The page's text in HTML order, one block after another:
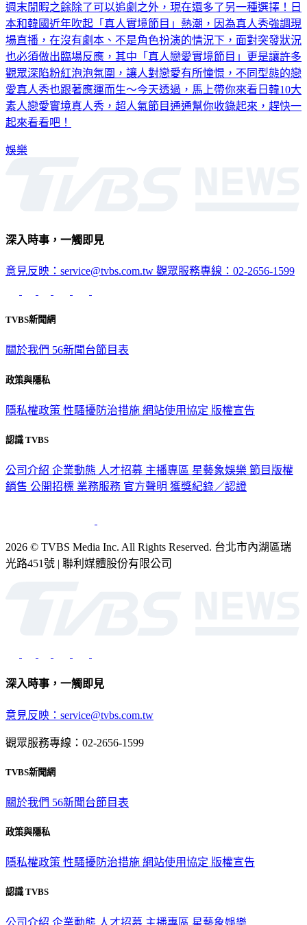
週末閒暇之餘除了可以追劇之外，現在還多了另一種選擇！日
本和韓國近年吹起「真人實境節目」熱潮，因為真人秀強調現
場直播，在沒有劇本、不是角色扮演的情況下，面對突發狀況
也必須做出臨場反應，其中「真人戀愛實境節目」更是讓許多
觀眾深陷粉紅泡泡氛圍，讓人對戀愛有所憧憬，不同型態的戀
愛真人秀也跟著應運而生～今天透過，馬上帶你來看日韓10大
素人戀愛實境真人秀，超人氣節目通通幫你收錄起來，趕快一
起來看看吧！
娛樂
深入時事，一觸即見
意見反映：service@tvbs.com.tw 觀眾服務專線：02-2656-1599
TVBS新聞網
關於我們 56新聞台節目表
政策與隱私
隱私權政策 性騷擾防治措施 網站使用協定 版權宣告
認識 TVBS
公司介紹 企業動態 人才招募 主播專區 星藝象娛樂 節目版權
銷售 公開招標 業務服務 官方聲明 獲獎紀錄／認證
2026 © TVBS Media Inc. All Rights Reserved. 台北市內湖區瑞
光路451號 | 聯利媒體股份有限公司
深入時事，一觸即見
意見反映：service@tvbs.com.tw
觀眾服務專線：02-2656-1599
TVBS新聞網
關於我們 56新聞台節目表
政策與隱私
隱私權政策 性騷擾防治措施 網站使用協定 版權宣告
認識 TVBS
公司介紹 企業動態 人才招募 主播專區 星藝象娛樂